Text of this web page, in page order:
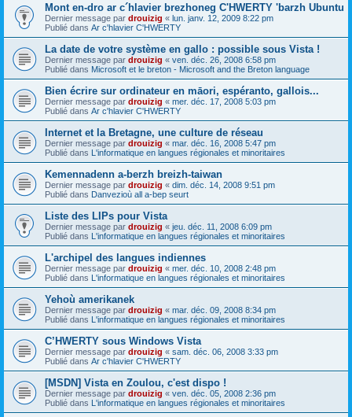
Mont en-dro ar c´hlavier brezhoneg C'HWERTY 'barzh Ubuntu
Dernier message par drouizig « lun. janv. 12, 2009 8:22 pm
Publié dans Ar c'hlavier C'HWERTY
La date de votre système en gallo : possible sous Vista !
Dernier message par drouizig « ven. déc. 26, 2008 6:58 pm
Publié dans Microsoft et le breton - Microsoft and the Breton language
Bien écrire sur ordinateur en māori, espéranto, gallois...
Dernier message par drouizig « mer. déc. 17, 2008 5:03 pm
Publié dans Ar c'hlavier C'HWERTY
Internet et la Bretagne, une culture de réseau
Dernier message par drouizig « mar. déc. 16, 2008 5:47 pm
Publié dans L'informatique en langues régionales et minoritaires
Kemennadenn a-berzh breizh-taiwan
Dernier message par drouizig « dim. déc. 14, 2008 9:51 pm
Publié dans Danvezioù all a-bep seurt
Liste des LIPs pour Vista
Dernier message par drouizig « jeu. déc. 11, 2008 6:09 pm
Publié dans L'informatique en langues régionales et minoritaires
L'archipel des langues indiennes
Dernier message par drouizig « mer. déc. 10, 2008 2:48 pm
Publié dans L'informatique en langues régionales et minoritaires
Yehoù amerikanek
Dernier message par drouizig « mar. déc. 09, 2008 8:34 pm
Publié dans L'informatique en langues régionales et minoritaires
C’HWERTY sous Windows Vista
Dernier message par drouizig « sam. déc. 06, 2008 3:33 pm
Publié dans Ar c'hlavier C'HWERTY
[MSDN] Vista en Zoulou, c'est dispo !
Dernier message par drouizig « ven. déc. 05, 2008 2:36 pm
Publié dans L'informatique en langues régionales et minoritaires